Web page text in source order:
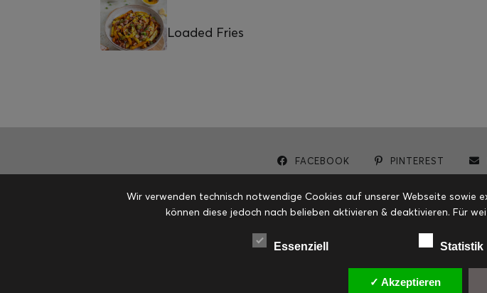
Loaded Fries
FACEBOOK PINTEREST
Wir verwenden technisch notwendige Cookies auf unserer Webseite
können diese jedoch nach belieben aktivieren & deaktivieren. Für
Essenziell Statistik
✓ Akzeptieren